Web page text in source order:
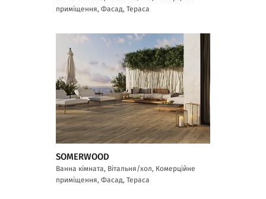
приміщення, Фасад, Тераса
SOMERWOOD
Ванна кімната, Вітальня/хол, Комерційне
приміщення, Фасад, Тераса